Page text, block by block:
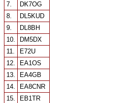
7.
DK7OG
8.
DL5KUD
9.
DL8BH
10.
DM5DX
11.
E72U
12.
EA1OS
13.
EA4GB
14.
EA8CNR
15.
EB1TR